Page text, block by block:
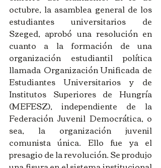
octubre, la asamblea general de los
estudiantes universitarios de
Szeged, aprobó una resolución en
cuanto a la formación de una
organización estudiantil política
llamada Organización Unificada de
Estudiantes Universitarios y de
Institutos Superiores de Hungría
(MEFESZ), independiente de la
Federación Juvenil Democrática, o
sea, la organización juvenil
comunista única. Ello fue ya el
presagio de la revolución. Se produjo